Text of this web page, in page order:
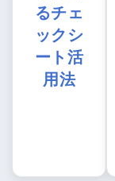
るチェ
ックシ
ート活
用法